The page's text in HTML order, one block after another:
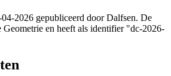
2026 gepubliceerd door Dalfsen. De
Geometrie en heeft als identifier "dc-2026-